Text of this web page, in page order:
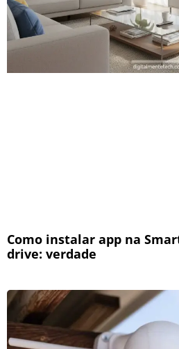
Como instalar app na
drive: verdade